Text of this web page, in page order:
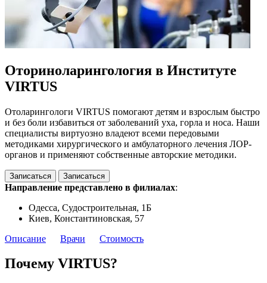
Оториноларингология в Институте
VIRTUS
Отоларингологи VIRTUS помогают детям и взрослым быстро
и без боли избавиться от заболеваний уха, горла и носа. Наши
специалисты виртуозно владеют всеми передовыми
методиками хирургического и амбулаторного лечения ЛОР-
органов и применяют собственные авторские методики.
Записаться Записаться
Направление представлено в филиалах:
Одесса, Судостроительная, 1Б
Киев, Константиновская, 57
Описание
Врачи Стоимость
Почему VIRTUS?